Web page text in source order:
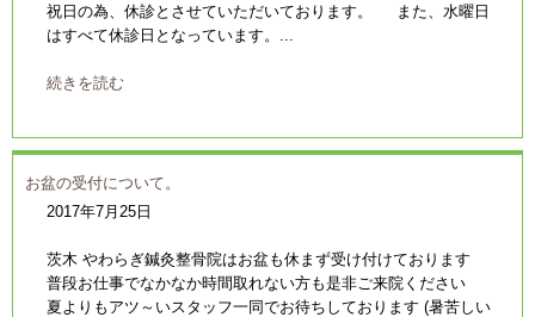
祝日の為、休診とさせていただいております。 また、水曜日
はすべて休診日となっています。...
続きを読む
お盆の受付について。
2017年7月25日
茨木 やわらぎ鍼灸整骨院はお盆も休まず受け付けております
普段お仕事でなかなか時間取れない方も是非ご来院ください
夏よりもアツ～いスタッフ一同でお待ちしております (暑苦しい